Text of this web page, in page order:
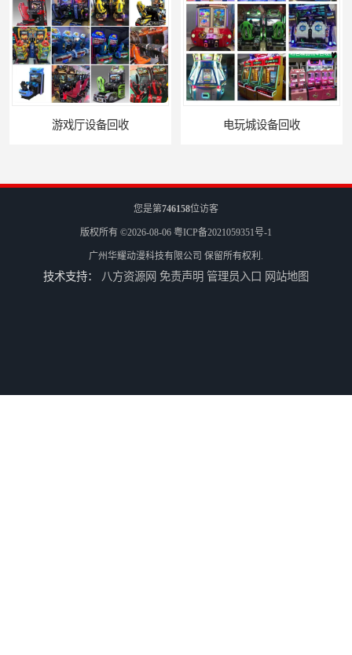
电玩城设备回收 全国二手游艺机上门回收公司
您是第746158位访客
版权所有 ©2026-08-06 粤ICP备2021059351号-1
广州华耀动漫科技有限公司 保留所有权利.
技术支持： 八方资源网 免责声明 管理员入口 网站地图